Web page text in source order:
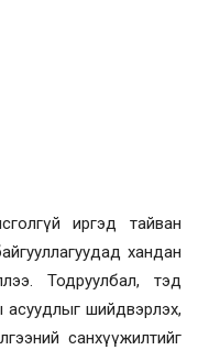
иргэд тайван
хандан
Тодруулбал, тэд
шийдвэрлэх,
санхүүжилтийг